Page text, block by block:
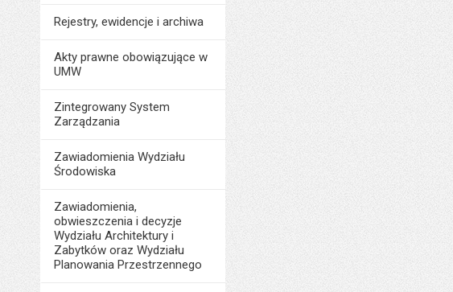
Rejestry, ewidencje i archiwa
Akty prawne obowiązujące w
UMW
Zintegrowany System
Zarządzania
Zawiadomienia Wydziału
Środowiska
Zawiadomienia,
obwieszczenia i decyzje
Wydziału Architektury i
Zabytków oraz Wydziału
Planowania Przestrzennego